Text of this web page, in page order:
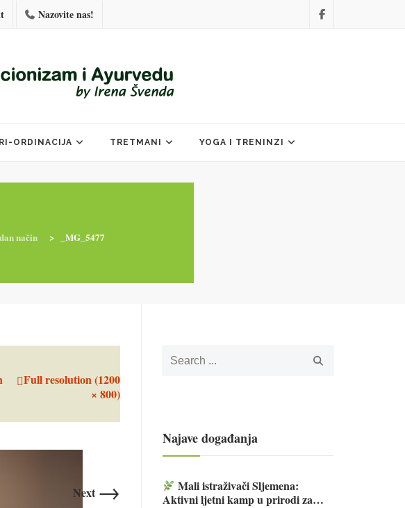
Nazovite nas!
ORDINACIJA TRETMANI YOGA I TRENINZI
način > _MG_5477
Full resolution (1200
× 800)
Next →
for:
Najave događanja
Mali istraživači Sljemena:
Aktivni ljetni kamp u prirodi za